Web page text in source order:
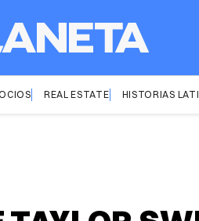
REAL ESTATE HISTORIAS